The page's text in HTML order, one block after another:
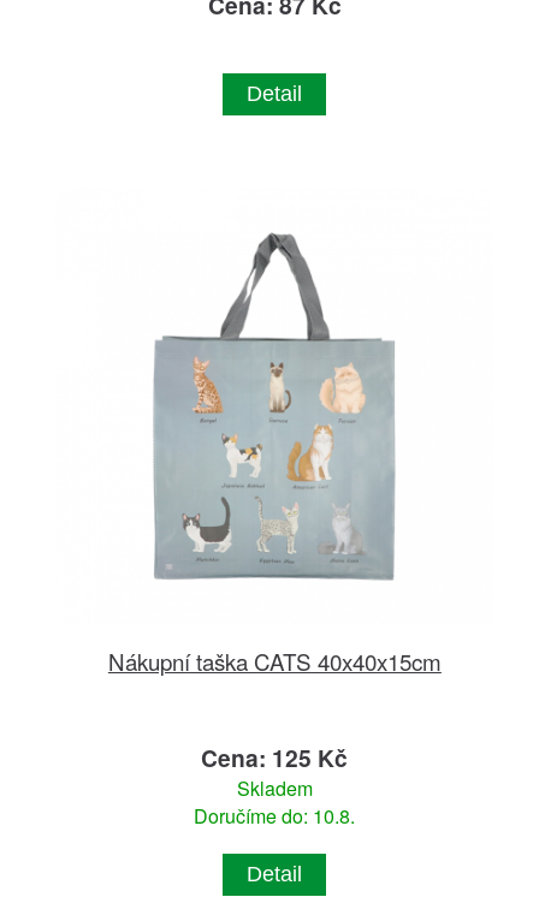
Detail
Nákupní taška CATS 40x40x15cm
Cena: 125 Kč
Skladem
Doručíme do: 10.8.
Detail